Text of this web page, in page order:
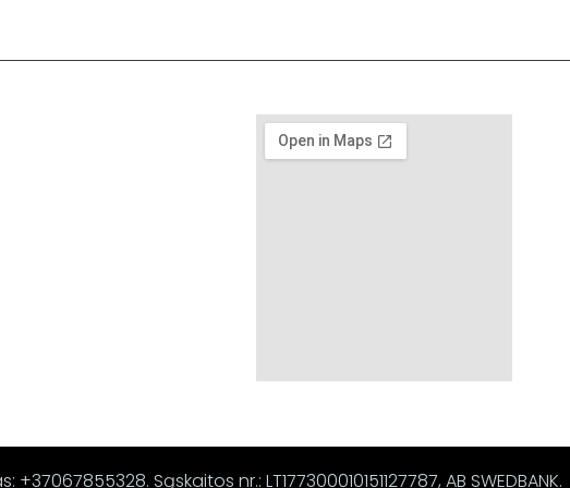
Sąskaitos nr.: LT177300010151127787, AB SWEDBANK.